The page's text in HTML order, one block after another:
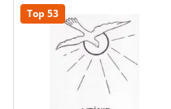
Top 53